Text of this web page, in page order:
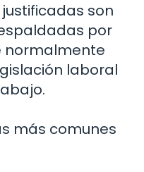
son
por
normalmente
laboral
más comunes